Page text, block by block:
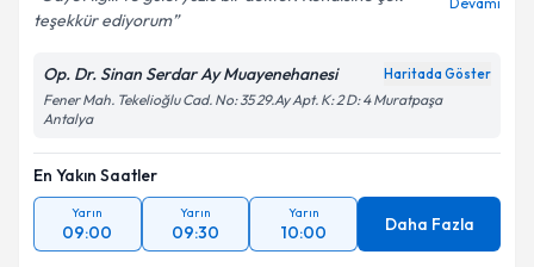
Metni'ni okudum ve kişisel verilerimin belirtilen
Takvim Talebini Gönder
teşekkür ediyorum
Op. Dr. Sinan Serdar Ay Muayenehanesi Haritada Göster
Fener Mah. Tekelioğlu Cad. No: 35 29.Ay Apt. K: 2 D: 4 Muratpaşa
Antalya
En Yakın Saatler
Yarın
09:00
Yarın
09:30
Yarın
10:00 Daha Fazla